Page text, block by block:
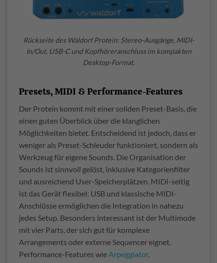
Rückseite des Waldorf Protein: Stereo-Ausgänge, MIDI-
In/Out, USB-C und Kopfhöreranschluss im kompakten
Desktop-Format.
Presets, MIDI & Performance-Features
Der Protein kommt mit einer soliden Preset-Basis, die
einen guten Überblick über die klanglichen
Möglichkeiten bietet. Entscheidend ist jedoch, dass er
weniger als Preset-Schleuder funktioniert, sondern als
Werkzeug für eigene Sounds. Die Organisation der
Sounds ist sinnvoll gelöst, inklusive Kategorienfilter
und ausreichend User-Speicherplätzen. MIDI-seitig
ist das Gerät flexibel: USB und klassische MIDI-
Anschlüsse ermöglichen die Integration in nahezu
jedes Setup. Besonders interessant ist der Multimode
mit vier Parts, der sich gut für komplexe
Arrangements oder externe Sequencer eignet.
Performance-Features wieArpeggiator,